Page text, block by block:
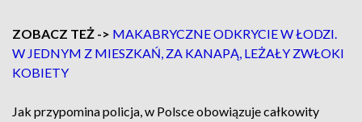
ZOBACZ TEŻ -> MAKABRYCZNE ODKRYCIE W ŁODZI.
W JEDNYM Z MIESZKAŃ, ZA KANAPĄ, LEŻAŁY ZWŁOKI
KOBIETY
Jak przypomina policja, w Polsce obowiązuje całkowity